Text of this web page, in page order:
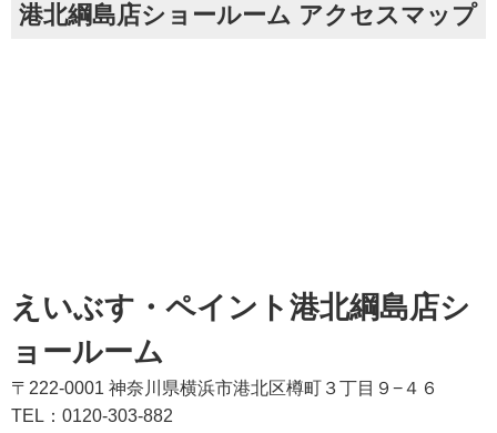
港北綱島店ショールーム アクセスマップ
えいぶす・ペイント港北綱島店シ
ョールーム
〒222-0001 神奈川県横浜市港北区樽町３丁目９−４６
TEL：0120-303-882